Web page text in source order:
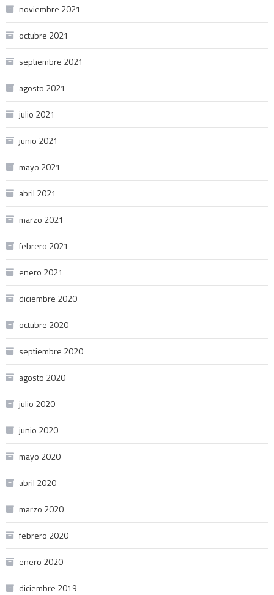
noviembre 2021
octubre 2021
septiembre 2021
agosto 2021
julio 2021
junio 2021
mayo 2021
abril 2021
marzo 2021
febrero 2021
enero 2021
diciembre 2020
octubre 2020
septiembre 2020
agosto 2020
julio 2020
junio 2020
mayo 2020
abril 2020
marzo 2020
febrero 2020
enero 2020
diciembre 2019